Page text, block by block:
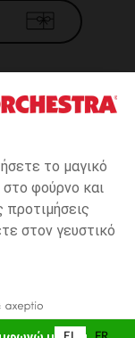
το μαγικό
φούρνο και
στον γευστικό
και στο σύστημα
Εμπορίου.